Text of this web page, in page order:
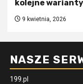
kolejne
9 kwietnia, 2026
NASZE
199.pl